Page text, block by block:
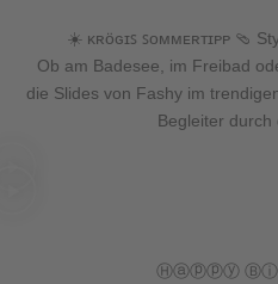
☀️ ᴋʀöɢɪꜱ ꜱᴏᴍᴍᴇʀᴛɪᴘᴘ 🩴
Ob am Badesee, im Freibad
die Slides von Fashy im
Begleiter durch
Ⓗⓐⓟⓟⓨ